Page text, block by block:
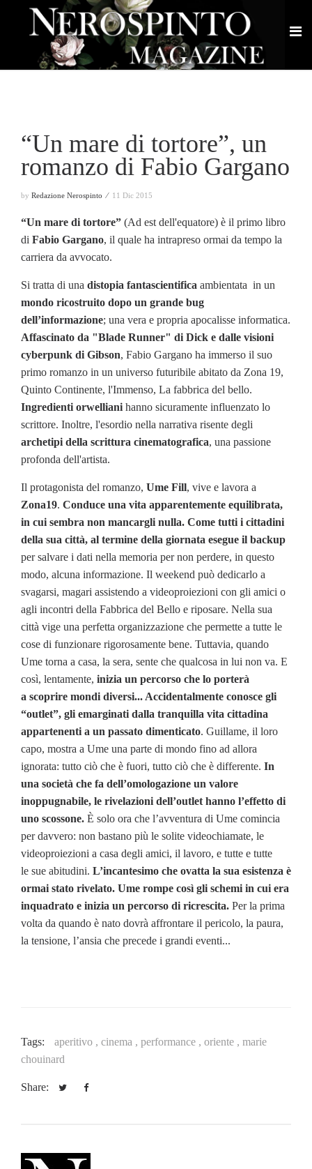
“Un mare di tortore”, un
romanzo di Fabio Gargano
by Redazione Nerospinto ⁄ 11 Dic 2015
“Un mare di tortore” (Ad est dell'equatore) è il primo libro
di Fabio Gargano, il quale ha intrapreso ormai da tempo la
carriera da avvocato.
Si tratta di una distopia fantascientifica ambientata in un
mondo ricostruito dopo un grande bug
dell’informazione; una vera e propria apocalisse informatica.
Affascinato da "Blade Runner" di Dick e dalle visioni
cyberpunk di Gibson, Fabio Gargano ha immerso il suo
primo romanzo in un universo futuribile abitato da Zona 19,
Quinto Continente, l'Immenso, La fabbrica del bello.
Ingredienti orwelliani hanno sicuramente influenzato lo
scrittore. Inoltre, l'esordio nella narrativa risente degli
archetipi della scrittura cinematografica, una passione
profonda dell'artista.
Il protagonista del romanzo, Ume Fill, vive e lavora a
Zona19. Conduce una vita apparentemente equilibrata,
in cui sembra non mancargli nulla. Come tutti i cittadini
della sua città, al termine della giornata esegue il backup
per salvare i dati nella memoria per non perdere, in questo
modo, alcuna informazione. Il weekend può dedicarlo a
svagarsi, magari assistendo a videoproiezioni con gli amici o
agli incontri della Fabbrica del Bello e riposare. Nella sua
città vige una perfetta organizzazione che permette a tutte le
cose di funzionare rigorosamente bene. Tuttavia, quando
Ume torna a casa, la sera, sente che qualcosa in lui non va. E
così, lentamente, inizia un percorso che lo porterà
a scoprire mondi diversi... Accidentalmente conosce gli
“outlet”, gli emarginati dalla tranquilla vita cittadina
appartenenti a un passato dimenticato. Guillame, il loro
capo, mostra a Ume una parte di mondo fino ad allora
ignorata: tutto ciò che è fuori, tutto ciò che è differente. In
una società che fa dell’omologazione un valore
inoppugnabile, le rivelazioni dell’outlet hanno l’effetto di
uno scossone. È solo ora che l’avventura di Ume comincia
per davvero: non bastano più le solite videochiamate, le
videoproiezioni a casa degli amici, il lavoro, e tutte e tutte
le sue abitudini. L’incantesimo che ovatta la sua esistenza è
ormai stato rivelato. Ume rompe così gli schemi in cui era
inquadrato e inizia un percorso di ricrescita. Per la prima
volta da quando è nato dovrà affrontare il pericolo, la paura,
la tensione, l’ansia che precede i grandi eventi...
Tags: aperitivo , cinema , performance , oriente , marie
chouinard
Share: